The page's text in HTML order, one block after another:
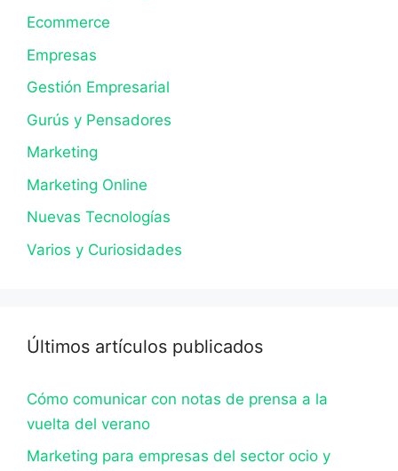
Ecommerce
Empresas
Gestión Empresarial
Gurús y Pensadores
Marketing
Marketing Online
Nuevas Tecnologías
Varios y Curiosidades
Últimos artículos publicados
Cómo comunicar con notas de prensa a la
vuelta del verano
Marketing para empresas del sector ocio y